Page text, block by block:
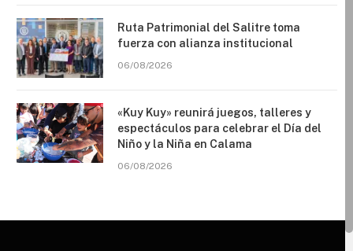
Ruta Patrimonial del Salitre toma
fuerza con alianza institucional
06/08/2026
«Kuy Kuy» reunirá juegos, talleres y
espectáculos para celebrar el Día del
Niño y la Niña en Calama
06/08/2026